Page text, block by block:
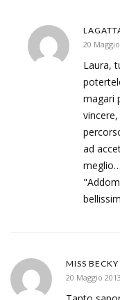
20
Laura,
magari
ad
meglio…
MISS BECKY
20 Maggio